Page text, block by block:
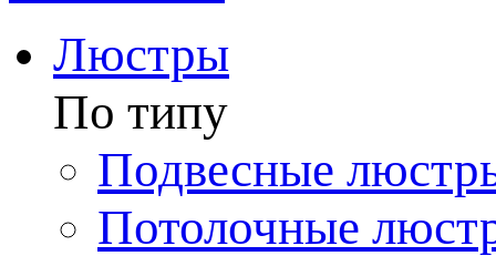
Люстры
По типу
Подвесные
Потолочные